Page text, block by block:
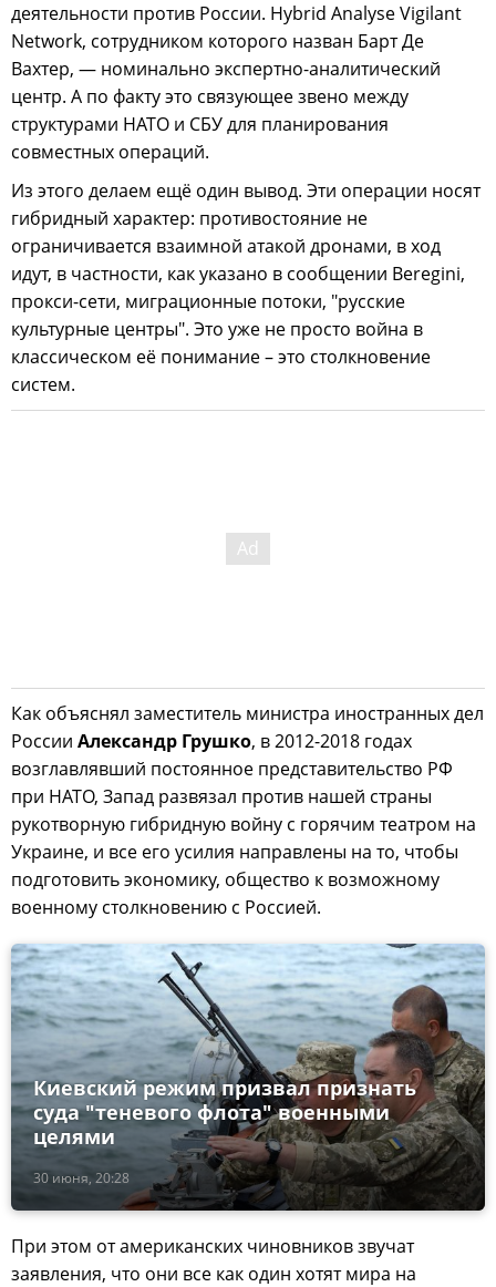
деятельности против России. Hybrid Analyse Vigilant
Network, сотрудником которого назван Барт Де
Вахтер, — номинально экспертно-аналитический
центр. А по факту это связующее звено между
структурами НАТО и СБУ для планирования
совместных операций.
Из этого делаем ещё один вывод. Эти операции носят
гибридный характер: противостояние не
ограничивается взаимной атакой дронами, в ход
идут, в частности, как указано в сообщении Beregini,
прокси-сети, миграционные потоки, "русские
культурные центры". Это уже не просто война в
классическом её понимание – это столкновение
систем.
Как объяснял заместитель министра иностранных дел
России Александр Грушко, в 2012-2018 годах
возглавлявший постоянное представительство РФ
при НАТО, Запад развязал против нашей страны
рукотворную гибридную войну с горячим театром на
Украине, и все его усилия направлены на то, чтобы
подготовить экономику, общество к возможному
военному столкновению с Россией.
30 июня, 20:28
Киевский режим призвал признать
суда "теневого флота" военными
целями
При этом от американских чиновников звучат
заявления, что они все как один хотят мира на